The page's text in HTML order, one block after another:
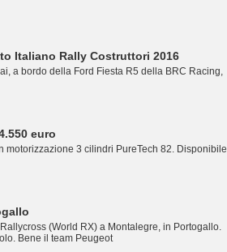
Italiano Rally Costruttori 2016
a bordo della Ford Fiesta R5 della BRC Racing,
euro
motorizzazione 3 cilindri PureTech 82. Disponibile
(World RX) a Montalegre, in Portogallo.
Bene il team Peugeot